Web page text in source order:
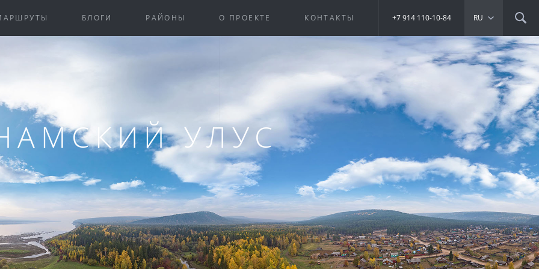
БЛОГИ РАЙОНЫ О ПРОЕКТЕ КОНТАКТЫ RU
+7 914 110-10-84
УЛУС